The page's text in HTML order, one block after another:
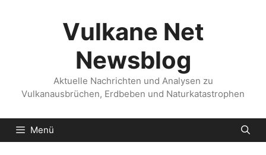
Vulkane Net
Newsblog
Aktuelle Nachrichten und Analysen zu
Vulkanausbrüchen, Erdbeben und Naturkatastrophen
Menü